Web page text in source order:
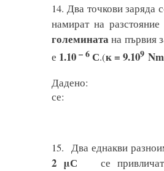
14. Два точкови заряда
намират на
големинатана първия
е 1.10– 6С.(к = 9.109Nm
се:
15. Два еднакви
2 μС
се